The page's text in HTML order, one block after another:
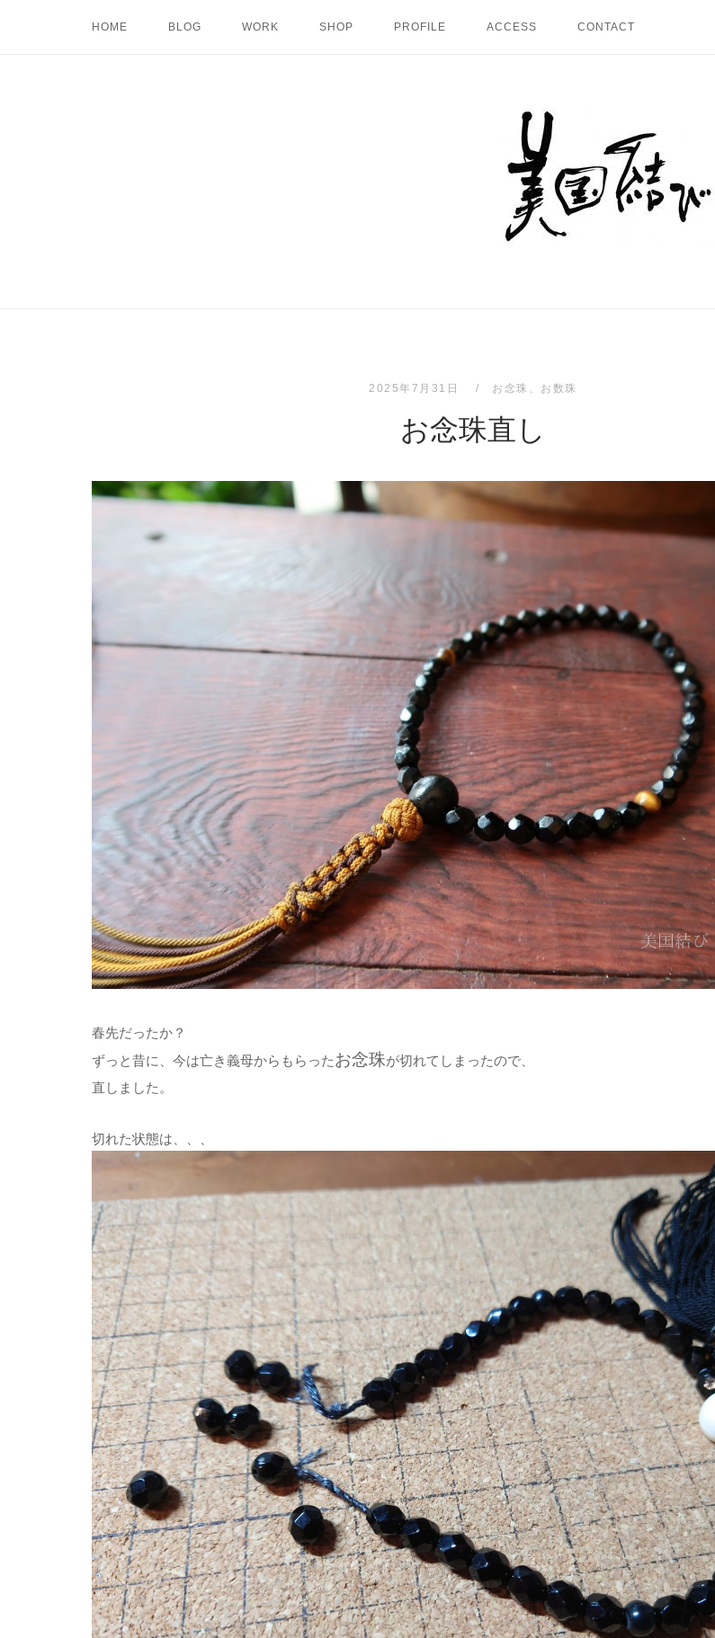
HOME BLOG WORK SHOP PROFILE ACCESS CONTACT
Home
2025年7月31日 お念珠、お数珠
お念珠直し
春先だったか？
ずっと昔に、今は亡き義母からもらったお念珠が切れてしまったので、
直しました。
切れた状態は、、、